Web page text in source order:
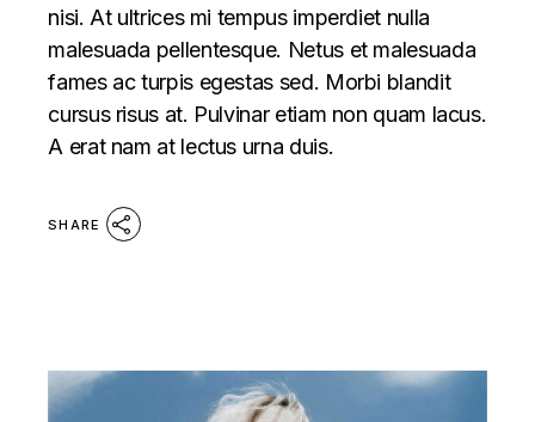
nisi. At ultrices mi tempus imperdiet nulla
malesuada pellentesque. Netus et malesuada
fames ac turpis egestas sed. Morbi blandit
cursus risus at. Pulvinar etiam non quam lacus.
A erat nam at lectus urna duis.
SHARE